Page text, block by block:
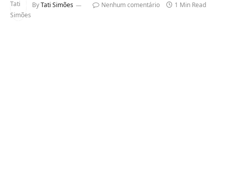
ByTati Simões Nenhum comentário 1 Min Read